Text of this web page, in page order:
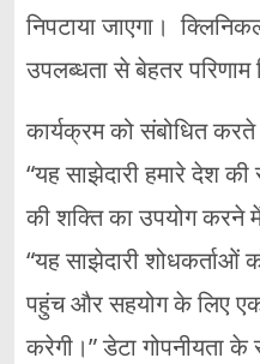
निपटाया जाएगा।
उपलब्धता से बेहतर परिणाम
कार्यक्रम को संबोधित
“यह साझेदारी हमारे देश
की शक्ति का उपयोग करने
“यह साझेदारी शोधकर्ताओं
पहुंच और सहयोग के लिए
करेगी।” डेटा गोपनीयता